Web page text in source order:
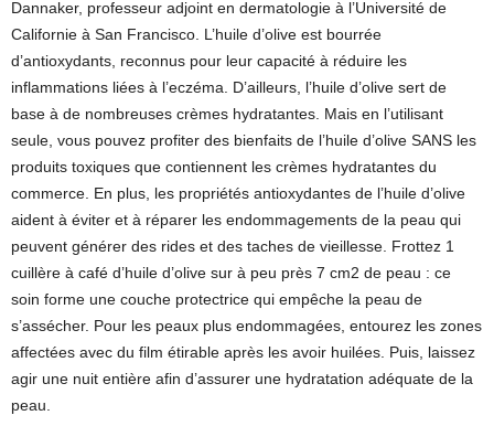
Dannaker, professeur adjoint en dermatologie à l’Université de
Californie à San Francisco. L’huile d’olive est bourrée
d’antioxydants, reconnus pour leur capacité à réduire les
inflammations liées à l’eczéma. D’ailleurs, l’huile d’olive sert de
base à de nombreuses crèmes hydratantes. Mais en l’utilisant
seule, vous pouvez profiter des bienfaits de l’huile d’olive SANS les
produits toxiques que contiennent les crèmes hydratantes du
commerce. En plus, les propriétés antioxydantes de l’huile d’olive
aident à éviter et à réparer les endommagements de la peau qui
peuvent générer des rides et des taches de vieillesse. Frottez 1
cuillère à café d’huile d’olive sur à peu près 7 cm2 de peau : ce
soin forme une couche protectrice qui empêche la peau de
s’assécher. Pour les peaux plus endommagées, entourez les zones
affectées avec du film étirable après les avoir huilées. Puis, laissez
agir une nuit entière afin d’assurer une hydratation adéquate de la
peau.